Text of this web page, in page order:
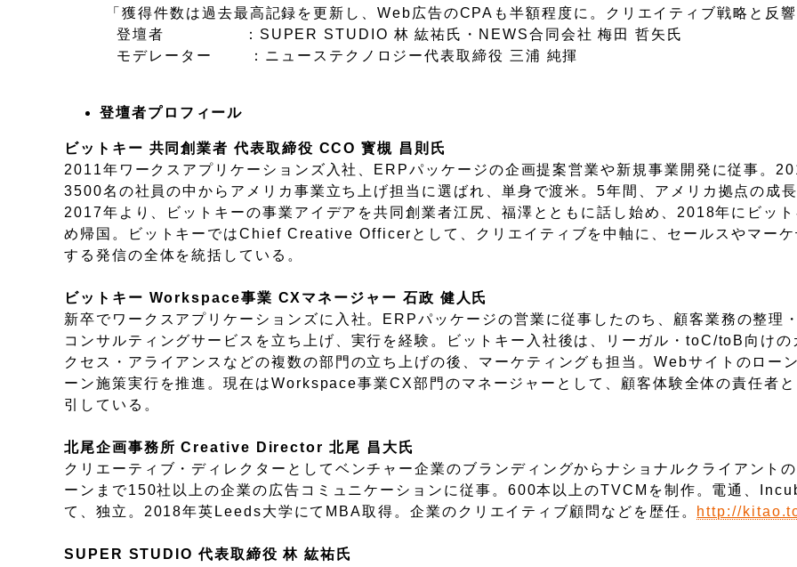
「獲得件数は過去最高記録を更新し、Web広告のCPAも半額程度に。クリエイティブ戦略と反
登壇者 ：SUPER STUDIO 林 紘祐氏・NEWS合同会社 梅田 哲矢氏
モデレーター ：ニューステクノロジー代表取締役 三浦 純揮
登壇者プロフィール
ビットキー 共同創業者 代表取締役 CCO 寳槻 昌則氏
2011年ワークスアプリケーションズ入社、ERPパッケージの企画提案営業や新規事業開発に従事。
3500名の社員の中からアメリカ事業立ち上げ担当に選ばれ、単身で渡米。5年間、アメリカ拠点の成
2017年より、ビットキーの事業アイデアを共同創業者江尻、福澤とともに話し始め、2018年にビッ
め帰国。ビットキーではChief Creative Officerとして、クリエイティブを中軸に、セールスやマーケ
する発信の全体を統括している。
ビットキー Workspace事業 CXマネージャー 石政 健人氏
新卒でワークスアプリケーションズに入社。ERPパッケージの営業に従事したのち、顧客業務の整理
コンサルティングサービスを立ち上げ、実行を経験。ビットキー入社後は、リーガル・toC/toB向けの
クセス・アライアンスなどの複数の部門の立ち上げの後、マーケティングも担当。Webサイトのロー
ーン施策実行を推進。現在はWorkspace事業CX部門のマネージャーとして、顧客体験全体の責任者
引している。
北尾企画事務所 Creative Director 北尾 昌大氏
クリエーティブ・ディレクターとしてベンチャー企業のブランディングからナショナルクライアント
ーンまで150社以上の企業の広告コミュニケーションに従事。600本以上のTVCMを制作。電通、
て、独立。2018年英Leeds大学にてMBA取得。企業のクリエイティブ顧問などを歴任。 http://
SUPER STUDIO 代表取締役 林 紘祐氏